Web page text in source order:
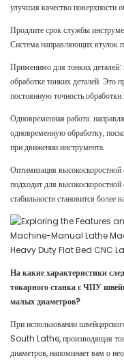
улучшая качество поверхности
Продлите срок службы
Система направляющих втулок
Применимо для тонких деталей:
обработке тонких деталей. Это
постоянную точность обработки
Одновременная работа:
одновременную обработку,
при движении инструмента.
Оптимизация
подходит для
стабильности становится более
На какие характеристики
токарного станка с ЧПУ
малых диаметров?
При использовании
South Lathe, производящая
диаметров, напоминает вам о